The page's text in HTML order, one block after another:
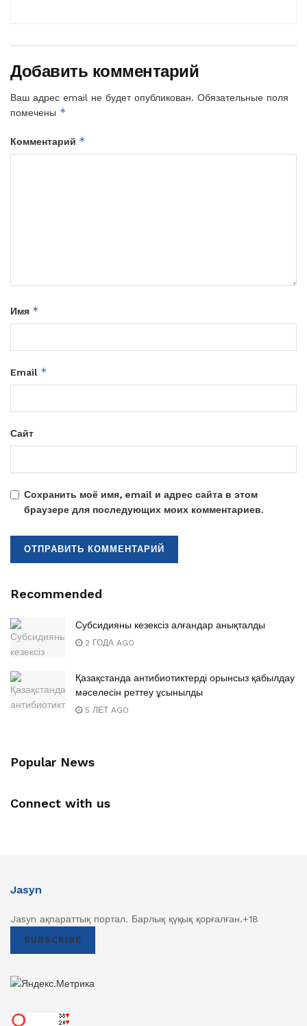
Добавить комментарий
Ваш адрес email не будет опубликован. Обязательные поля
помечены *
Комментарий *
Имя *
Email *
Сайт
Сохранить моё имя, email и адрес сайта в этом
браузере для последующих моих комментариев.
Recommended
Субсидияны кезексіз алғандар анықталды
2 ГОДА AGO
Қазақстанда антибиотиктерді орынсыз қабылдау
мәселесін реттеу ұсынылды
5 ЛЕТ AGO
Popular News
Connect with us
Jasyn
Jasyn ақпараттық портал. Барлық қүқық қорғалған.+18
SUBSCRIBE